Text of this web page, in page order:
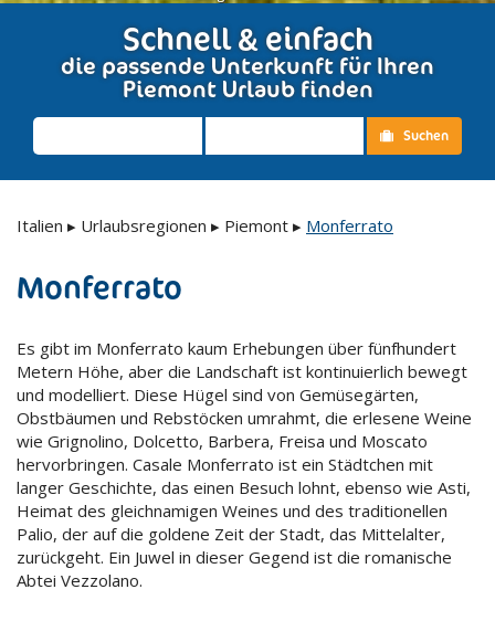
Schnell & einfach
die passende Unterkunft für Ihren
Piemont Urlaub finden
Suchen
Italien ▸ Urlaubsregionen ▸ Piemont ▸ Monferrato
Monferrato
Es gibt im Monferrato kaum Erhebungen über fünfhundert
Metern Höhe, aber die Landschaft ist kontinuierlich bewegt
und modelliert. Diese Hügel sind von Gemüsegärten,
Obstbäumen und Rebstöcken umrahmt, die erlesene Weine
wie Grignolino, Dolcetto, Barbera, Freisa und Moscato
hervorbringen. Casale Monferrato ist ein Städtchen mit
langer Geschichte, das einen Besuch lohnt, ebenso wie Asti,
Heimat des gleichnamigen Weines und des traditionellen
Palio, der auf die goldene Zeit der Stadt, das Mittelalter,
zurückgeht. Ein Juwel in dieser Gegend ist die romanische
Abtei Vezzolano.